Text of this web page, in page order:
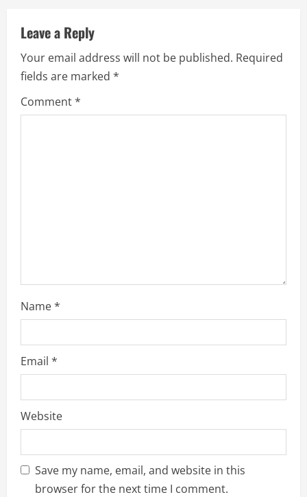
Leave a Reply
Your email address will not be published. Required
fields are marked *
Comment*
Name*
Email *
Website
Save my name, email, and website in this
browser for the next time I comment.